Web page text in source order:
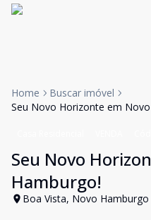
Home
Buscar imóvel
Seu Novo Horizonte em
Seu Novo
Hamburgo!
Boa Vista, Novo Hamburgo